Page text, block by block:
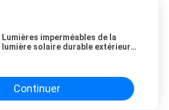
Lumières imperméables de la
lumière solaire durable extérieure
Continuer